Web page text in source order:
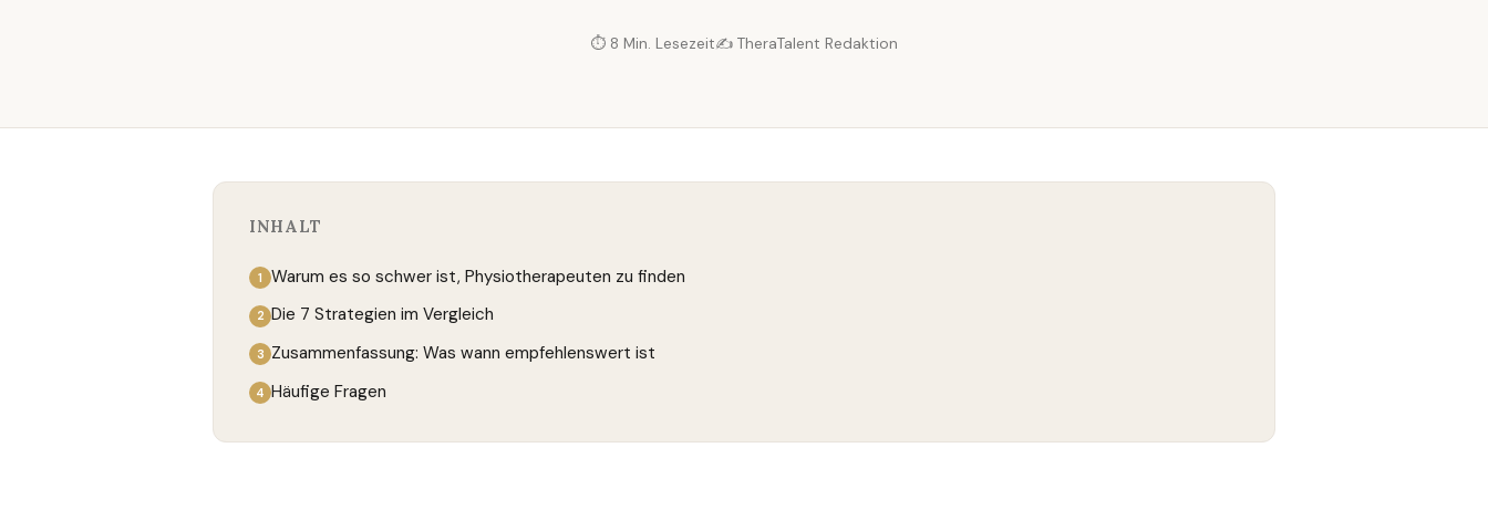
⏱ 8 Min. Lesezeit✍️ TheraTalent Redaktion
INHALT
Warum es so schwer ist, Physiotherapeuten zu finden
Die 7 Strategien im Vergleich
Zusammenfassung: Was wann empfehlenswert ist
Häufige Fragen